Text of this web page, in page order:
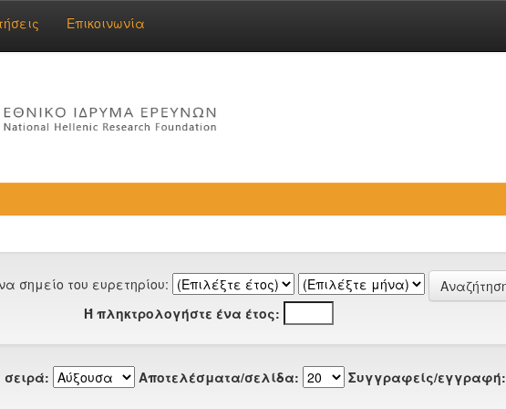
Επικοινωνία
σημείο του ευρετηρίου:
Ή πληκτρολογήστε ένα έτος:
σειρά: Αποτελέσματα/σελίδα: Συγγραφείς/εγγραφή: